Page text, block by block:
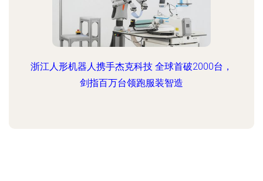
浙江人形机器人携手杰克科技 全球首破2000台，
剑指百万台领跑服装智造